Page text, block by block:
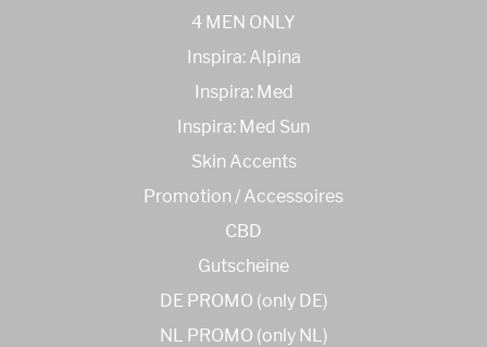
4 MEN ONLY
Inspira: Alpina
Inspira: Med
Inspira: Med Sun
Skin Accents
Promotion / Accessoires
CBD
Gutscheine
DE PROMO (only DE)
NL PROMO (only NL)